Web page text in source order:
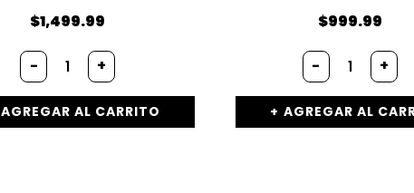
$1,499.99
- +
AGREGAR AL CARRITO
$999.99
- +
AGREGAR AL